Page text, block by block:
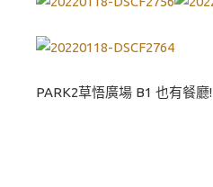
PARK2草悟廣場 B1 也有餐廳!